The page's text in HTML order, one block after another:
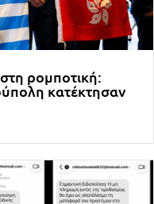
ρομποτική:
κατέκτησαν